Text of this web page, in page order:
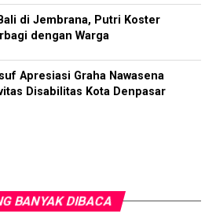
di Jembrana, Putri Koster
dengan Warga
Apresiasi Graha Nawasena
Disabilitas Kota Denpasar
BANYAK DIBACA